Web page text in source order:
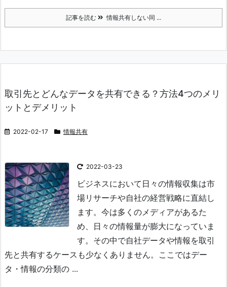
記事を読む 情報共有しない同 ...
取引先とどんなデータを共有できる？方法4つのメリ
ットとデメリット
2022-02-17 情報共有
2022-03-23
ビジネスにおいて日々の情報収集は市
場リサーチや自社の経営戦略に直結し
ます。今は多くのメディアがあるた
め、日々の情報量が膨大になっていま
す。その中で自社データや情報を取引
先と共有するケースも少なくありません。ここではデー
タ・情報の分類の ...